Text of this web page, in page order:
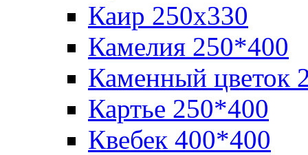
Каир 250х330
Камелия 250*400
Каменный цветок
Картье 250*400
Квебек 400*400